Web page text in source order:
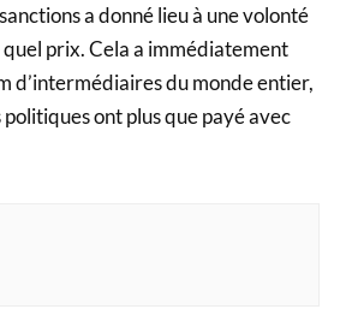
a donné lieu à une volonté
quel prix. Cela a immédiatement
d’intermédiaires du monde entier,
ont plus que payé avec